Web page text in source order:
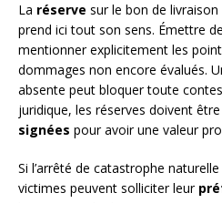
La réserve sur le bon de
prend ici tout son sens. Émettre
mentionner explicitement les
dommages non encore évalués.
absente peut bloquer toute
juridique, les réserves doivent être
signées pour avoir une valeur
Si l’arrêté de catastrophe
victimes peuvent solliciter leur